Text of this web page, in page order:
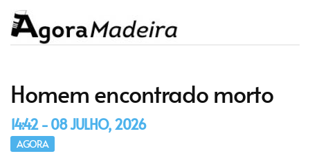
Homem encontrado morto
14:42 - 08 JULHO, 2026
AGORA